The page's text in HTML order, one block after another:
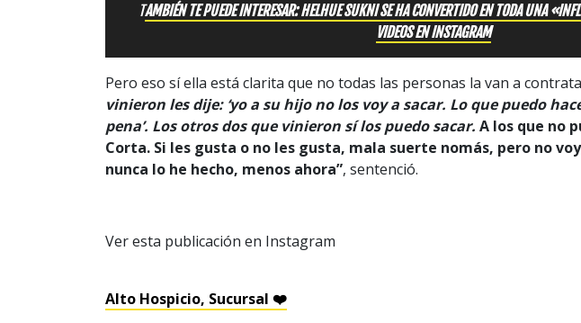
TAMBIÉN TE PUEDE INTERESAR: HELHUE SUKNI SE HA CONVERTIDO EN TODA UNA
VIDEOS EN INSTAGRAM
Pero eso sí ella está clarita que no todas las personas la van a
vinieron les dije: ‘yo a su hijo no los voy a sacar. Lo que puedo
pena’. Los otros dos que vinieron sí los puedo sacar. A los que no
Corta. Si les gusta o no les gusta, mala suerte nomás, pero no
nunca lo he hecho, menos ahora”, sentenció.
Ver esta publicación en Instagram
Alto Hospicio, Sucursal ❤️